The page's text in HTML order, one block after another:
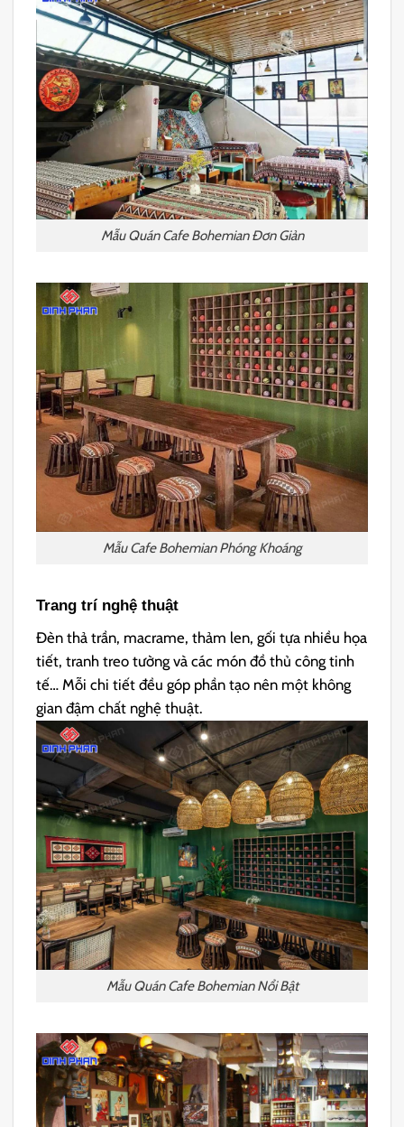
Mẫu Quán Cafe Bohemian Đơn Giản
Mẫu Cafe Bohemian Phóng Khoáng
Trang trí nghệ thuật
Đèn thả trần, macrame, thảm len, gối tựa nhiều họa
tiết, tranh treo tường và các món đồ thủ công tinh
tế… Mỗi chi tiết đều góp phần tạo nên một không
gian đậm chất nghệ thuật.
Mẫu Quán Cafe Bohemian Nổi Bật